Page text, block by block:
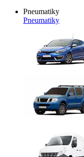
Pneumatiky
Pneumatiky